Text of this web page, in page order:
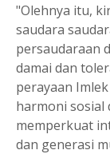
"Olehnya itu,
saudara
persaudaraan
damai dan
perayaan
harmoni sosial
memperkuat
dan generasi